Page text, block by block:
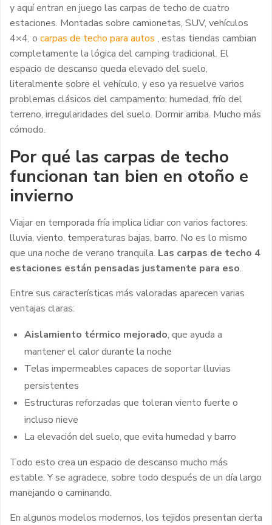
y aquí entran en juego las carpas de techo de cuatro
estaciones. Montadas sobre camionetas, SUV, vehículos
4×4, o carpas de techo para autos , estas tiendas cambian
completamente la lógica del camping tradicional. El
espacio de descanso queda elevado del suelo,
literalmente sobre el vehículo, y eso ya resuelve varios
problemas clásicos del campamento: humedad, frío del
terreno, irregularidades del suelo. Dormir arriba. Mucho más
cómodo.
Por qué las carpas de techo
funcionan tan bien en otoño e
invierno
Viajar en temporada fría implica lidiar con varios factores:
lluvia, viento, temperaturas bajas, barro. No es lo mismo
que una noche de verano tranquila. Las carpas de techo 4
estaciones están pensadas justamente para eso.
Entre sus características más valoradas aparecen varias
ventajas claras:
Aislamiento térmico mejorado, que ayuda a
mantener el calor durante la noche
Telas impermeables capaces de soportar lluvias
persistentes
Estructuras reforzadas que toleran viento fuerte o
incluso nieve
La elevación del suelo, que evita humedad y barro
Todo esto crea un espacio de descanso mucho más
estable. Y se agradece, sobre todo después de un día largo
manejando o caminando.
En algunos modelos modernos, los tejidos presentan cierta